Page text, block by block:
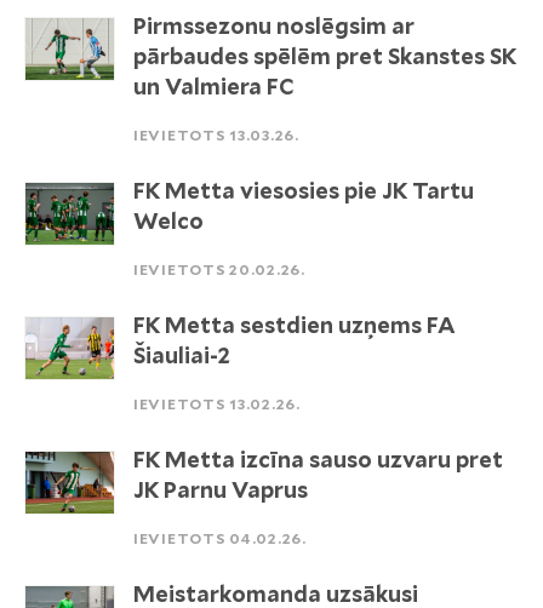
Pirmssezonu noslēgsim ar
pārbaudes spēlēm pret Skanstes SK
un Valmiera FC
IEVIETOTS 13.03.26.
FK Metta viesosies pie JK Tartu
Welco
IEVIETOTS 20.02.26.
FK Metta sestdien uzņems FA
Šiauliai-2
IEVIETOTS 13.02.26.
FK Metta izcīna sauso uzvaru pret
JK Parnu Vaprus
IEVIETOTS 04.02.26.
Meistarkomanda uzsākusi